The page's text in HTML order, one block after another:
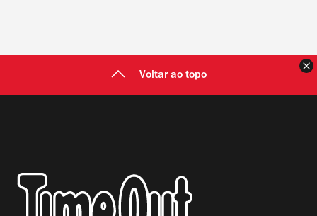
Voltar ao topo